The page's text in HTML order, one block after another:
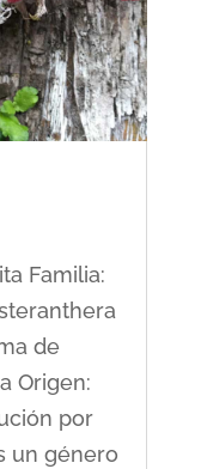
Familia:
de
Origen:
por
un género